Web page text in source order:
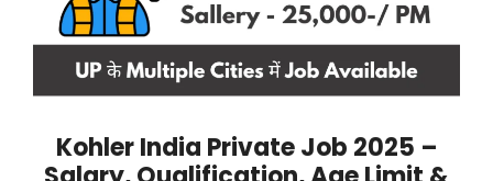
Kohler India Private Job 2025 –